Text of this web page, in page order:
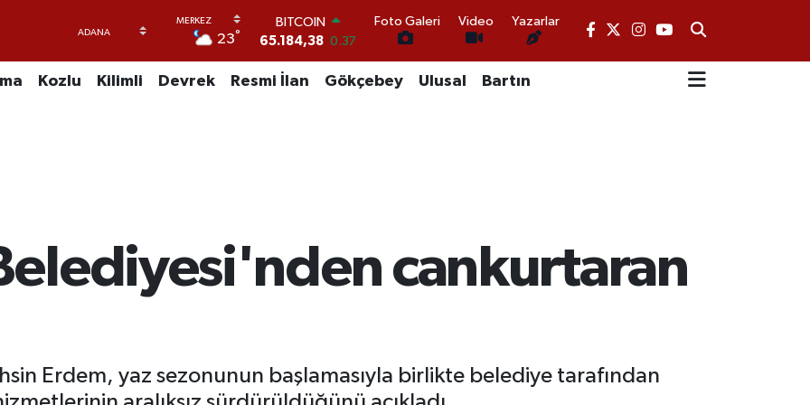
23°
65.184,38
0.37
DOLAR
47,7239 0.01
EURO
Foto Galeri Video Yazarlar
Kozlu Kilimli Devrek Resmi İlan Gökçebey Ulusal Bartın
cankurtaran
Erdem, yaz sezonunun başlamasıyla birlikte belediye tarafından